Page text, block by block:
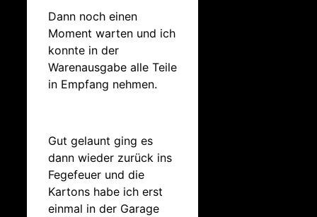
Dann noch einen
Moment warten und ich
konnte in der
Warenausgabe alle Teile
in Empfang nehmen.
Gut gelaunt ging es
dann wieder zurück ins
Fegefeuer und die
Kartons habe ich erst
einmal in der Garage